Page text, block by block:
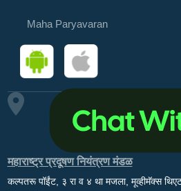
Maha Paryavaran
महाराष्ट्र प्रदूषण नियंत्रण मंडळ
कल्पतरू पॉईंट, ३ रा व ४ था मजला, मूव्हीमॅक्स